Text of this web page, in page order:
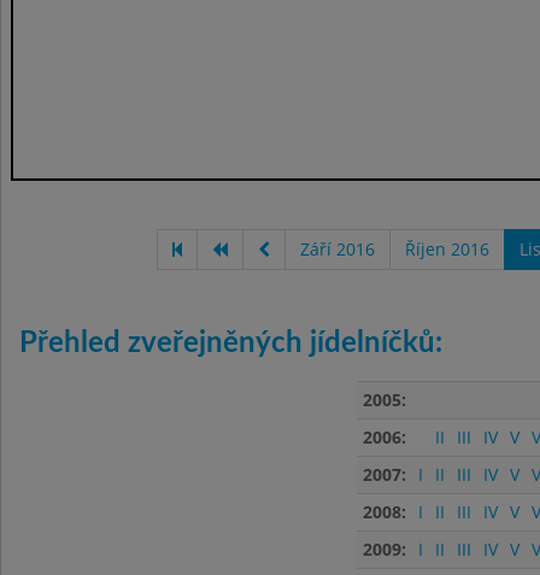
Září 2016 Říjen 2016
Přehled zveřejněných jídelníčků:
2005:
2006:
II III IV V
2007:
I II III IV V
2008:
I II III IV V
2009:
I II III IV V